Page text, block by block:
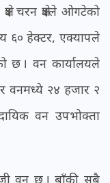
चरन क्षेत्रले ओगटेको
६० हेक्टर, एक्यापले
छ । वन कार्यालयले
वनमध्ये २४ हजार २
वन उपभोक्ता
वन छ । बाँकी सबै